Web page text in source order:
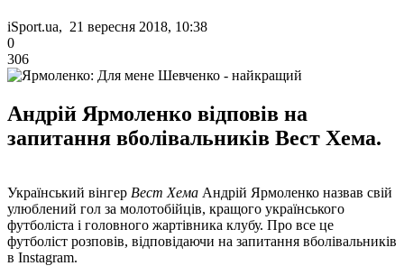
iSport.ua, 21 вересня 2018, 10:38
0
306
Андрій Ярмоленко відповів на
запитання вболівальників Вест Хема.
Український вінгер Вест Хема Андрій Ярмоленко назвав свій
улюблений гол за молотобійців, кращого українського
футболіста і головного жартівника клубу. Про все це
футболіст розповів, відповідаючи на запитання вболівальників
в Instagram.